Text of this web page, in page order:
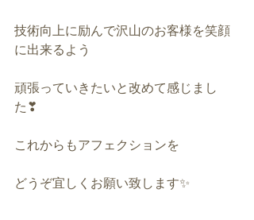
技術向上に励んで沢山のお客様を笑顔
に出来るよう
頑張っていきたいと改めて感じまし
た❣
これからもアフェクションを
どうぞ宜しくお願い致します✨